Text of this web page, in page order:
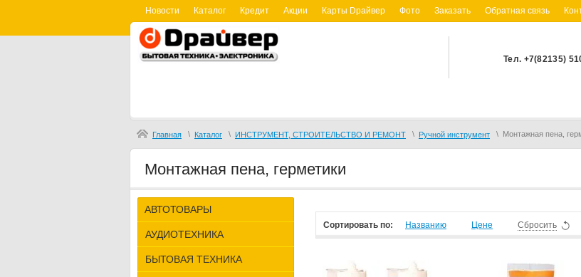
Новости Каталог Кредит Акции Карты Dрайвер Фото Заказать Обратная связь
Тел. +7(82135)
Главная \ Каталог \ ИНСТРУМЕНТ, СТРОИТЕЛЬСТВО И РЕМОНТ \ Ручной инструмент \ Монтажная пена,
Монтажная пена, герметики
АВТОТОВАРЫ
АУДИОТЕХНИКА
БЫТОВАЯ ТЕХНИКА
Сортировать по: Названию Цене Сбросить